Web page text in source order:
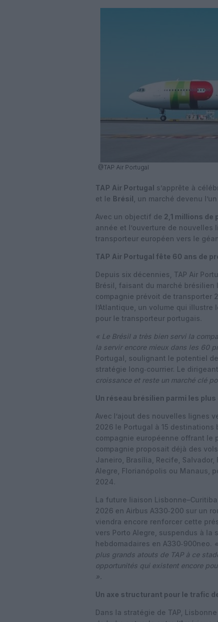
@TAP Air Portugal
TAP Air Portugal s’apprête à
et le Brésil , un marché devenu
Avec un objectif de 2,1 millions de
année et l’ouverture de
transporteur européen vers le
TAP Air Portugal fête 60 ans de
Depuis six décennies, TAP Air
Brésil, faisant du marché brésilien
compagnie prévoit de transporter
l’Atlantique, un volume qui
pour le transporteur portugais.
« Le Brésil a très bien servi la
la servir encore mieux dans les 60
Portugal, soulignant le potentiel
stratégie long‑courrier. Le
croissance et reste un marché clé
Un réseau brésilien parmi les plus
Avec l’ajout des nouvelles lignes
2026 le Portugal à 15
compagnie européenne offrant le
compagnie proposait déjà des
Janeiro, Brasília, Recife,
Alegre, Florianópolis ou Manaus,
2024.
La future liaison
2026 en Airbus A330‑200 sur un
viendra encore renforcer cette
vers Porto Alegre, suspendus à
hebdomadaires en A330‑900neo.
plus grands atouts de TAP à ce
opportunités qui existent encore
».
Un axe structurant pour le trafic
Dans la stratégie de TAP,